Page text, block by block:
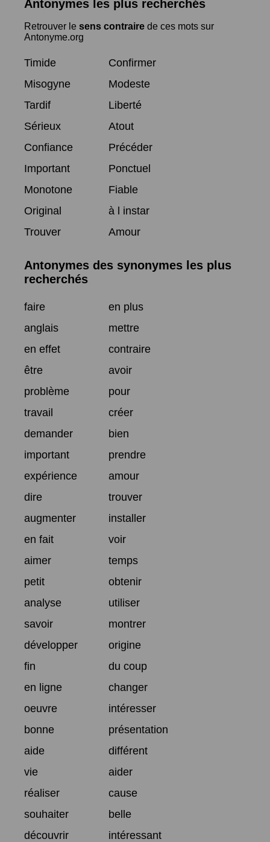
Antonymes les plus recherchés
Retrouver le sens contraire de ces mots sur
Antonyme.org
Timide
Confirmer
Misogyne
Modeste
Tardif
Liberté
Sérieux
Atout
Confiance
Précéder
Important
Ponctuel
Monotone
Fiable
Original
à l instar
Trouver
Amour
Antonymes des synonymes les plus
recherchés
faire
en plus
anglais
mettre
en effet
contraire
être
avoir
problème
pour
travail
créer
demander
bien
important
prendre
expérience
amour
dire
trouver
augmenter
installer
en fait
voir
aimer
temps
petit
obtenir
analyse
utiliser
savoir
montrer
développer
origine
fin
du coup
en ligne
changer
oeuvre
intéresser
bonne
présentation
aide
différent
vie
aider
réaliser
cause
souhaiter
belle
découvrir
intéressant